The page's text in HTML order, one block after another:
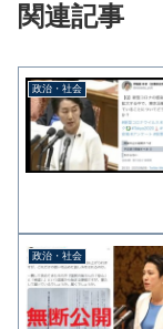
関連記事
政治・社会
政治・社会